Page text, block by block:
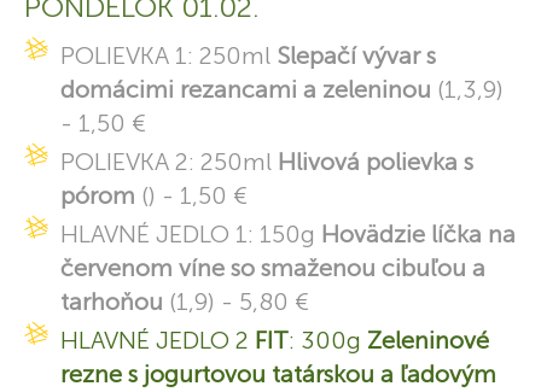
PONDELOK 01.02.
POLIEVKA 1: 250ml Slepačí vývar s
domácimi rezancami a zeleninou (1,3,9)
- 1,50 €
POLIEVKA 2: 250ml Hlivová polievka s
pórom () - 1,50 €
HLAVNÉ JEDLO 1: 150g Hovädzie líčka na
červenom víne so smaženou cibuľou a
tarhoňou (1,9) - 5,80 €
HLAVNÉ JEDLO 2 FIT: 300g Zeleninové
rezne s jogurtovou tatárskou a ľadovým